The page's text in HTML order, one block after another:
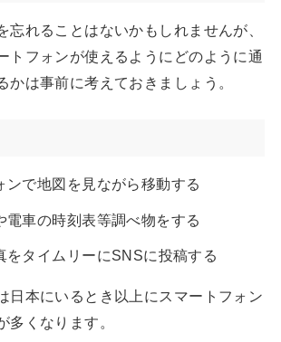
忘れることはないかもしれませんが、
トフォンが使えるようにどのように通
かは事前に考えておきましょう。
ンで地図を見ながら移動する
電車の時刻表等調べ物をする
をタイムリーにSNSに投稿する
日本にいるとき以上にスマートフォン
多くなります。